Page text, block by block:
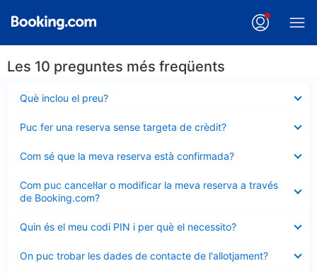
Les 10 preguntes més freqüents
Què inclou el preu?
tancat
Puc fer una reserva sense targeta de crèdit?
tancat
Com sé que la meva reserva està confirmada?
tancat
Com puc cancel·lar o modificar la meva reserva a través
de Booking.com?
tancat
Quin és el meu codi PIN i per què el necessito?
tancat
On puc trobar les dades de contacte de l'allotjament?
tancat